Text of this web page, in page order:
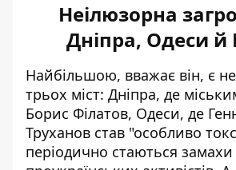
Неілюзорна
Дніпра, Одеси й
Найбільшою, вважає він, є
трьох міст: Дніпра, де
Борис Філатов, Одеси, де
Труханов став "особливо
періодично стаються замахи